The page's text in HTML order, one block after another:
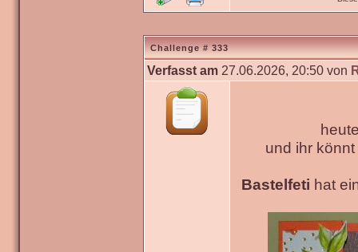
Challenge # 333
Verfasst am 27.06.2026, 20:50 von
und ihr
Bastelfeti hat